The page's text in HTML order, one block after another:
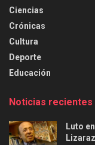
Ciencias
Crónicas
Cultura
Deporte
Educación
Noticias recientes
Luto